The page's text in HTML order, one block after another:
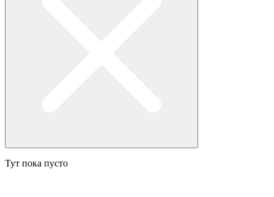
Тут пока пусто